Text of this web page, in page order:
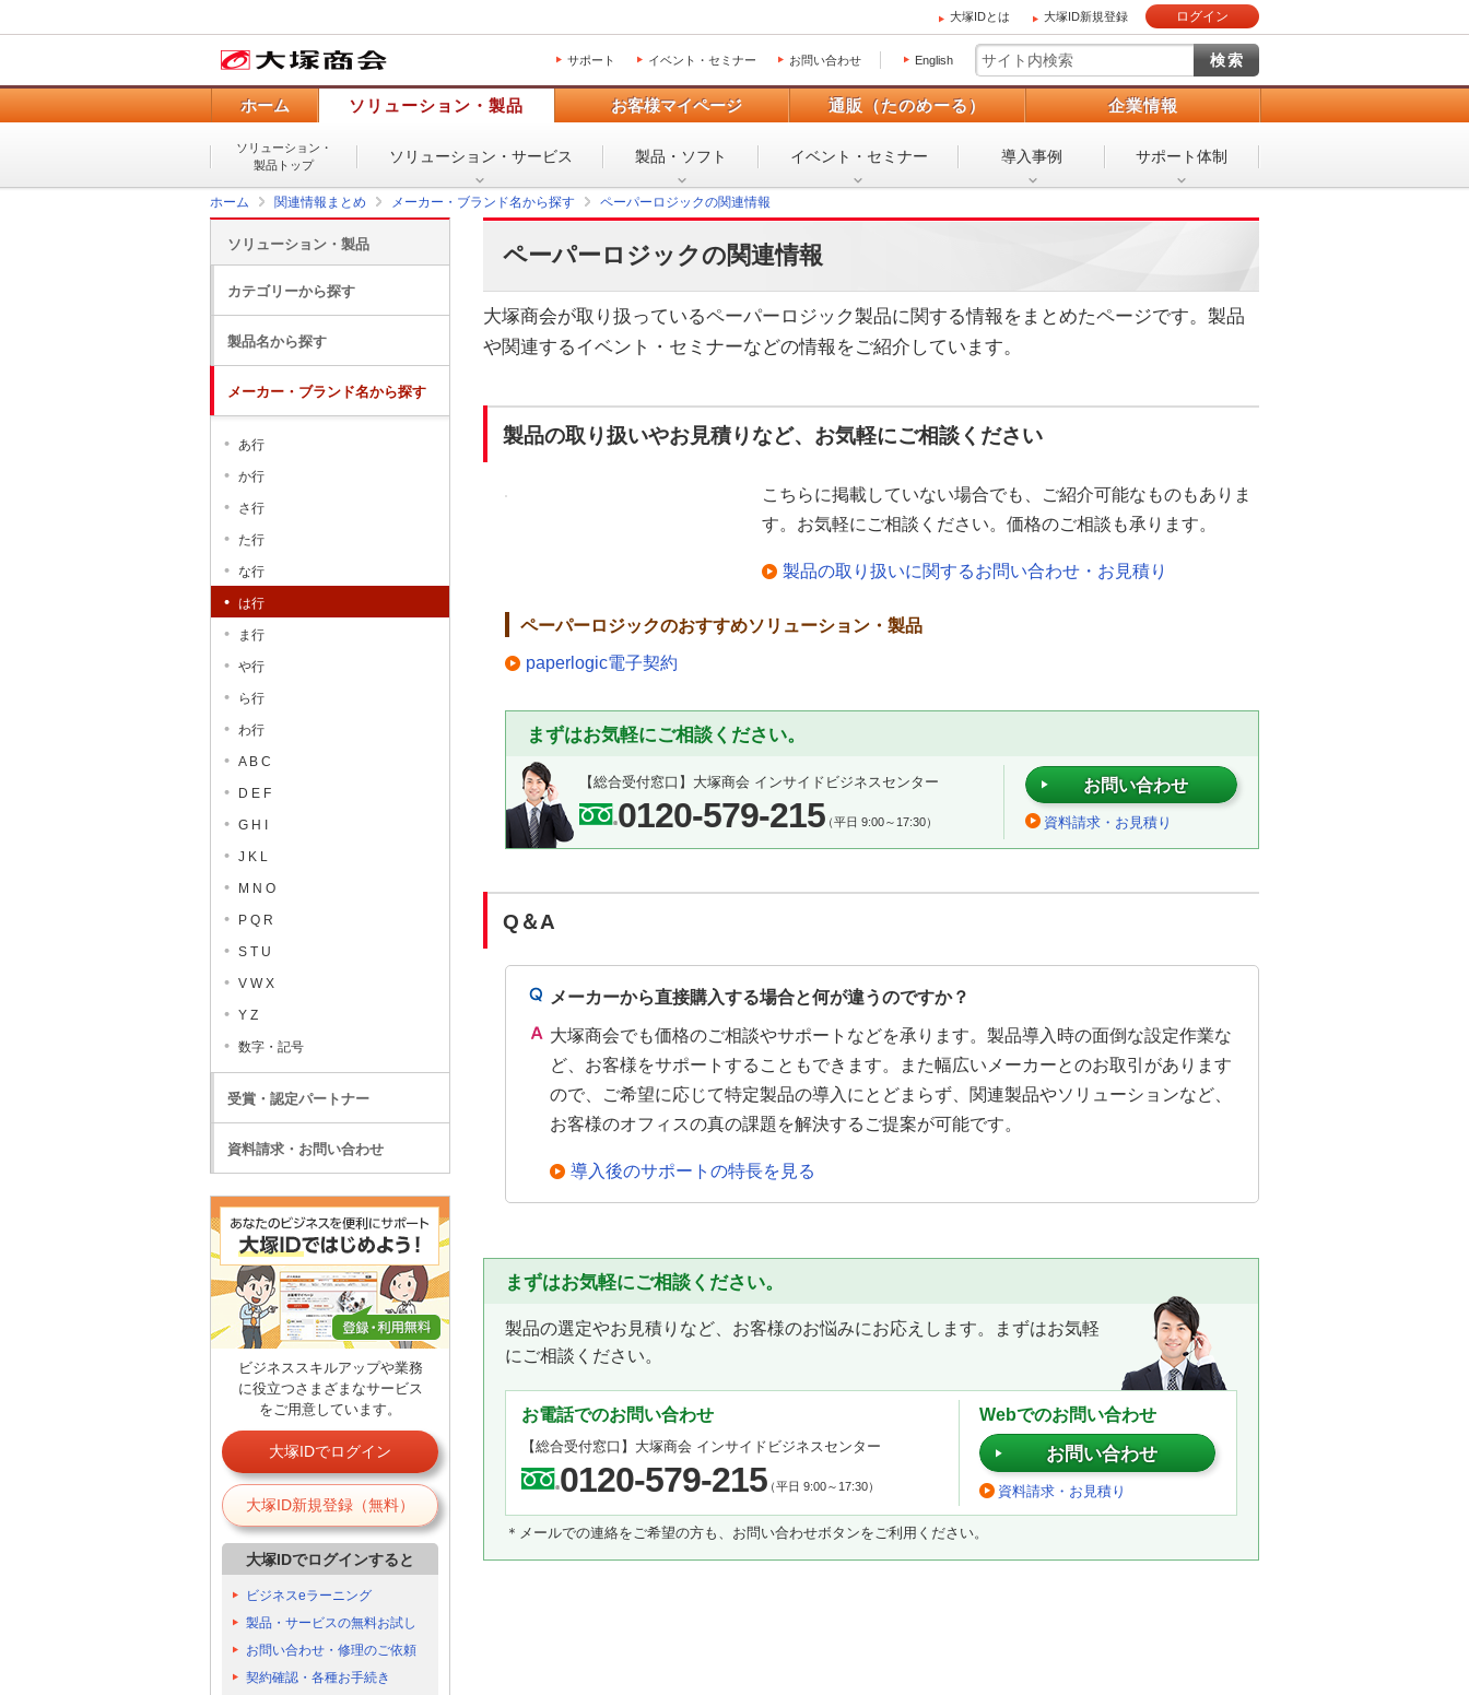
大塚IDとは 大塚ID新規登録 ログイン
サポート イベント・セミナー お問い合わせ English
ホーム ソリューション・製品 お客様マイページ 通販（たのめーる） 企業情報
ソリューション・
製品トップ
ソリューション・ サービス 製品・ソフト イベント・ セミナー 導入事例 サポート体制
ホーム 関連情報まとめ メーカー・ブランド名から探す ペーパーロジックの関連情報
ペーパーロジックの関連情報
大塚商会が取り扱っているペーパーロジック製品に関する情報をまとめたページです。製品
や関連するイベント・セミナーなどの情報をご紹介しています。
製品の取り扱いやお見積りなど、お気軽にご相談ください
こちらに掲載していない場合でも、ご紹介可能なものもありま
す。お気軽にご相談ください。価格のご相談も承ります。
製品の取り扱いに関するお問い合わせ・お見積り
ペーパーロジックのおすすめソリューション・製品
paperlogic電子契約
まずはお気軽にご相談ください。
【総合受付窓口】 大塚商会 インサイドビジネスセンター
0120-579-215（平日 9:00～17:30）
お問い合わせ
資料請求・お見積り
Q＆A
メーカーから直接購入する場合と何が違うのですか？
大塚商会でも価格のご相談やサポートなどを承ります。製品導入時の面倒な設定作業な
ど、お客様をサポートすることもできます。また幅広いメーカーとのお取引があります
ので、ご希望に応じて特定製品の導入にとどまらず、関連製品やソリューションなど、
お客様のオフィスの真の課題を解決するご提案が可能です。
導入後のサポートの特長を見る
まずはお気軽にご相談ください。
製品の選定やお見積りなど、お客様のお悩みにお応えします。まずはお気軽
にご相談ください。
お電話でのお問い合わせ
【総合受付窓口】 大塚商会 インサイドビジネスセンター
0120-579-215（平日 9:00～17:30）
Webでのお問い合わせ
お問い合わせ
資料請求・お見積り
＊メールでの連絡をご希望の方も、お問い合わせボタンをご利用ください。
ソリューション・製品
カテゴリーから探す
製品名から探す
メーカー・ブランド名から探す
あ行
か行
さ行
た行
な行
は行
ま行
や行
ら行
わ行
A B C
D E F
G H I
J K L
M N O
P Q R
S T U
V W X
Y Z
数字・記号
受賞・認定パートナー
資料請求・お問い合わせ
ビジネススキルアップや業務
に役立つさまざまなサービス
をご用意しています。
大塚IDでログイン
大塚ID新規登録（無料）
大塚IDでログインすると
ビジネスeラーニング
製品・サービスの無料お試し
お問い合わせ・修理のご依頼
契約確認・各種お手続き